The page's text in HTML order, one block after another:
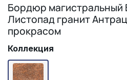
Бордюр магистральный
Листопад гранит
прокрасом
Коллекция